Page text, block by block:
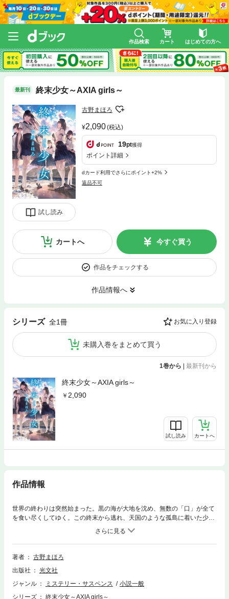
作品検索 カート はじめての方へ
最新刊 終末少女～AXIA girls～
試し読み
古野まほろ
2,090(税込)
19pt獲得
ポイント詳細
dカード利用でさらにポイント+2%
返品不可
カートへ 今すぐ買う
作品をチェックする
作品情報へ
シリーズ 全1冊 お気に入り登録
未購入巻をまとめて買う
1巻から | 最新刊から
終末少女～AXIA girls～
2,090
試し読み カートへ
作品情報
世界の終わりは突然始まった。黒の海が大地を沈め、無数の「口」が全て
を食い尽くしてゆく。この終末から逃れ、天国のような孤島に着いた少女
らは、しかしそこでも海の彼方に「口」どもを見た。絶望までの時間を静
かに暮らす中、彼女らは謎めいた漂着者らを助ける。だがそれは結果とし
て、嘘と裏切りに満ちた殺し合いの始まりとなってしまった。魔女は、そ
して生き延びるべきは誰か？ 終末をかける少女らの超絶論理！
著者
古野まほろ
出版社
光文社
ジャンル
ミステリー・サスペンス
小説一般
シリーズ
終末少女～AXIA girls～